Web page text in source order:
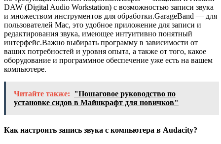
DAW (Digital Audio Workstation) с возможностью записи звука
и множеством инструментов для обработки.GarageBand — для
пользователей Mac, это удобное приложение для записи и
редактирования звука, имеющее интуитивно понятный
интерфейс.Важно выбирать программу в зависимости от
ваших потребностей и уровня опыта, а также от того, какое
оборудование и программное обеспечение уже есть на вашем
компьютере.
Читайте также: "Пошаговое руководство по
установке сидов в Майнкрафт для новичков"
Как настроить запись звука с компьютера в Audacity?